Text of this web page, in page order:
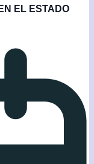
EL ESTADO